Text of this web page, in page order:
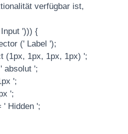
verfügbar ist,
'))) {
(' Label ');
(1px, 1px, 1px, 1px) ';
absolut ';
';
';
' Hidden ';